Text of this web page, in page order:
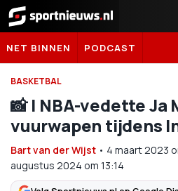
Sportnieuws.nl
NET BINNEN PODCAST
BASKETBAL
📸 | NBA-vedette Ja
vuurwapen tijdens
Bart van der Wijst • 4 maart 2023
augustus 2024 om 13:14